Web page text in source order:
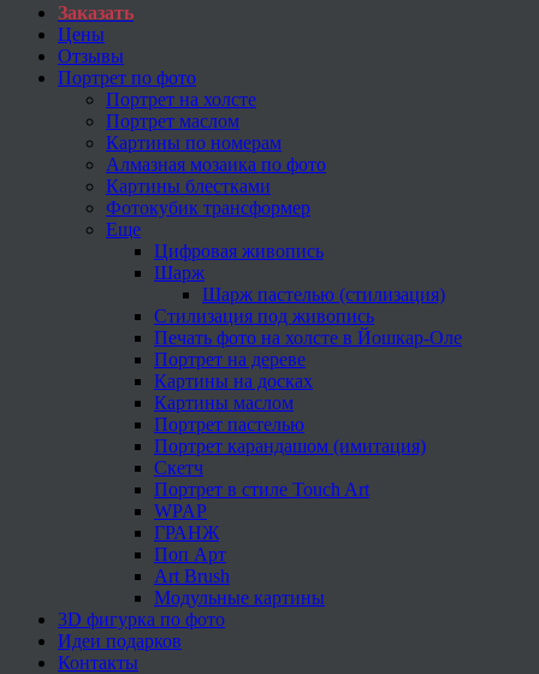
Заказать
Цены
Отзывы
Портрет по фото
Портрет на холсте
Портрет маслом
Картины по номерам
Алмазная мозаика по фото
Картины блестками
Фотокубик трансформер
Еще
Цифровая живопись
Шарж
Шарж пастелью (стилизация)
Стилизация под живопись
Печать фото на холсте в Йошкар-Оле
Портрет на дереве
Картины на досках
Картины маслом
Портрет пастелью
Портрет карандашом (имитация)
Скетч
Портрет в стиле Touch Art
WPAP
ГРАНЖ
Поп Арт
Art Brush
Модульные картины
3D фигурка по фото
Идеи подарков
Контакты